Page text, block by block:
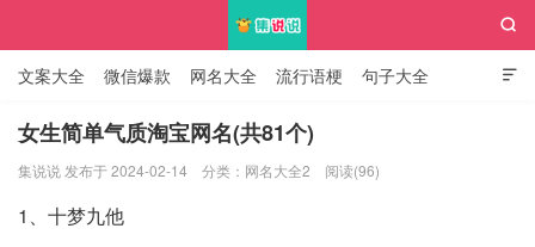

文案大全 微信爆款 网名大全 流行语梗 句子大全
知识大全

女生简单气质淘宝网名(共81个)
集说说 发布于 2024-02-14 分类： 网名大全2 阅读(96)
1、十梦九他